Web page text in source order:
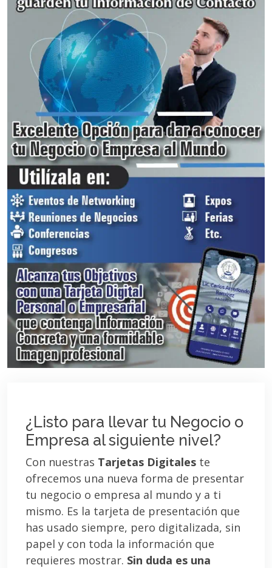
¿Listo para llevar tu Negocio o
Empresa al siguiente nivel?
Con nuestras Tarjetas Digitales te
ofrecemos una nueva forma de presentar
tu negocio o empresa al mundo y a ti
mismo. Es la tarjeta de presentación que
has usado siempre, pero digitalizada, sin
papel y con toda la información que
requieres mostrar. Sin duda es una